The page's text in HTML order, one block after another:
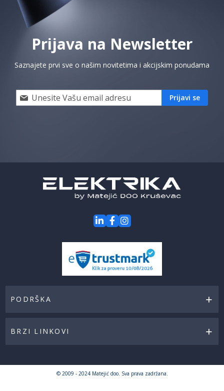
Prijava na Newsletter
Saznajete prvi sve o našim novitetima i akcijskim ponudama
Prijavi
se
akcije
Prijavi se
PODRŠKA
BRZI LINKOVI
© 2009 - 2024 Matejić doo. Sva prava zadržana.